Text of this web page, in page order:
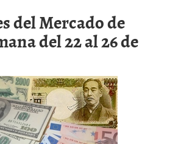
del Mercado de
del 22 al 26 de